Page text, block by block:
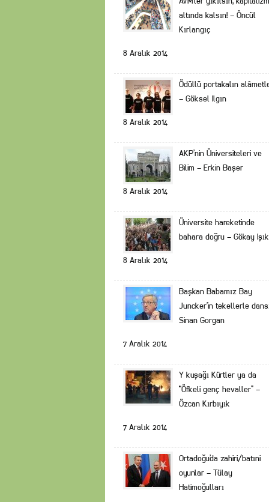
altında kalsın! – Öncül
Kırlangıç
8 Aralık 2014
Ödüllü portakalın
– Göksel Ilgın
8 Aralık 2014
AKP’nin Üniversiteleri ve
Bilim – Erkin Başer
8 Aralık 2014
Üniversite hareketinde
bahara doğru – Gökay Işık
8 Aralık 2014
Başkan Babamız Bay
Juncker’in tekellerle
Sinan Gorgan
7 Aralık 2014
Y kuşağı Kürtler ya da
“Öfkeli genç hevaller” –
Özcan Kırbıyık
7 Aralık 2014
Ortadoğu’da zahiri/batıni
oyunlar – Tülay
Hatimoğulları